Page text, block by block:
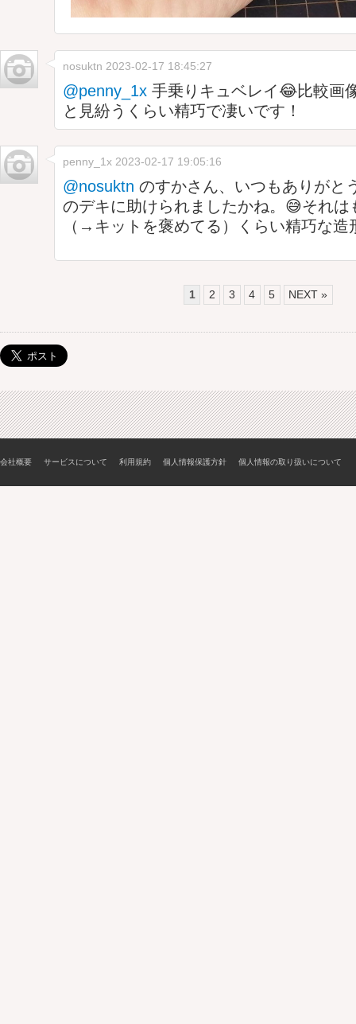
nosuktn 2023-02-17 18:45:27
@penny_1x 手乗りキュベレイ😂比較画
と見紛うくらい精巧で凄いです！
penny_1x 2023-02-17 19:05:16
@nosuktn のすかさん、いつもありがと
のデキに助けられましたかね。😅それは
（→キットを褒めてる）くらい精巧な造
1 2 3 4 5 NEXT »
会社概要 サービスについて 利用規約 個人情報保護方針 個人情報の取り扱いについて